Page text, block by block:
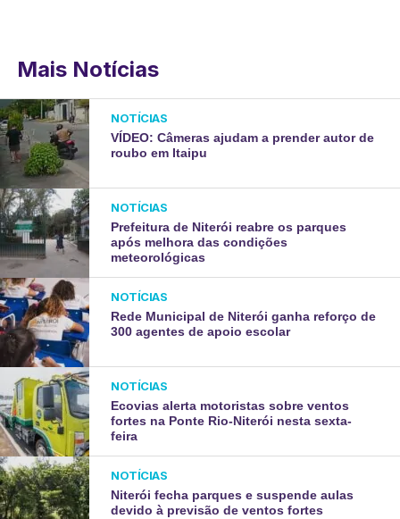
Mais Notícias
NOTÍCIAS
VÍDEO: Câmeras ajudam a prender autor de
roubo em Itaipu
NOTÍCIAS
Prefeitura de Niterói reabre os parques
após melhora das condições
meteorológicas
NOTÍCIAS
Rede Municipal de Niterói ganha reforço de
300 agentes de apoio escolar
NOTÍCIAS
Ecovias alerta motoristas sobre ventos
fortes na Ponte Rio-Niterói nesta sexta-
feira
NOTÍCIAS
Niterói fecha parques e suspende aulas
devido à previsão de ventos fortes